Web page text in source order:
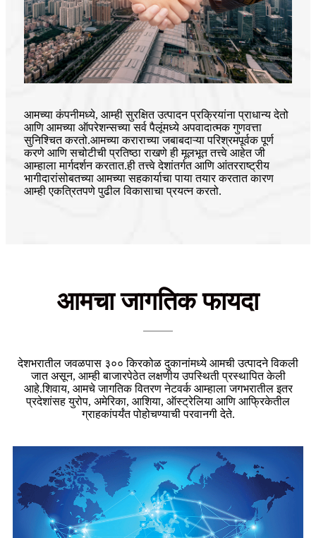
आमच्या कंपनीमध्ये, आम्ही सुरक्षित उत्पादन प्रक्रियांना प्राधान्य देतो
आणि आमच्या ऑपरेशन्सच्या सर्व पैलूंमध्ये अपवादात्मक गुणवत्ता
सुनिश्चित करतो.आमच्या कराराच्या जबाबदाऱ्या परिश्रमपूर्वक पूर्ण
करणे आणि सचोटीची प्रतिष्ठा राखणे ही मूलभूत तत्त्वे आहेत जी
आम्हाला मार्गदर्शन करतात.ही तत्त्वे देशांतर्गत आणि आंतरराष्ट्रीय
भागीदारांसोबतच्या आमच्या सहकार्याचा पाया तयार करतात कारण
आम्ही एकत्रितपणे पुढील विकासाचा प्रयत्न करतो.
आमचा जागतिक फायदा
देशभरातील जवळपास ३०० किरकोळ दुकानांमध्ये आमची उत्पादने विकली
जात असून, आम्ही बाजारपेठेत लक्षणीय उपस्थिती प्रस्थापित केली
आहे.शिवाय, आमचे जागतिक वितरण नेटवर्क आम्हाला जगभरातील इतर
प्रदेशांसह युरोप, अमेरिका, आशिया, ऑस्ट्रेलिया आणि आफ्रिकेतील
ग्राहकांपर्यंत पोहोचण्याची परवानगी देते.